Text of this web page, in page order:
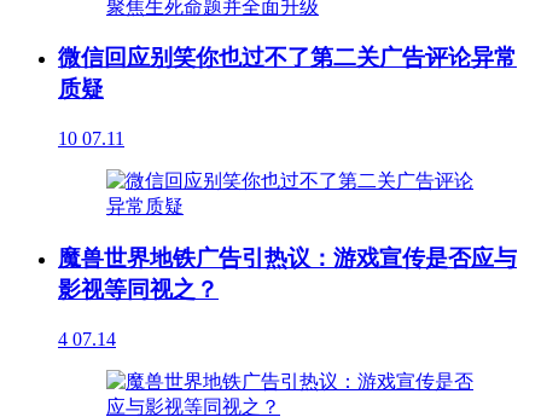
微信回应别笑你也过不了第二关广告评论异常
质疑
10 07.11
魔兽世界地铁广告引热议：游戏宣传是否应与
影视等同视之？
4 07.14